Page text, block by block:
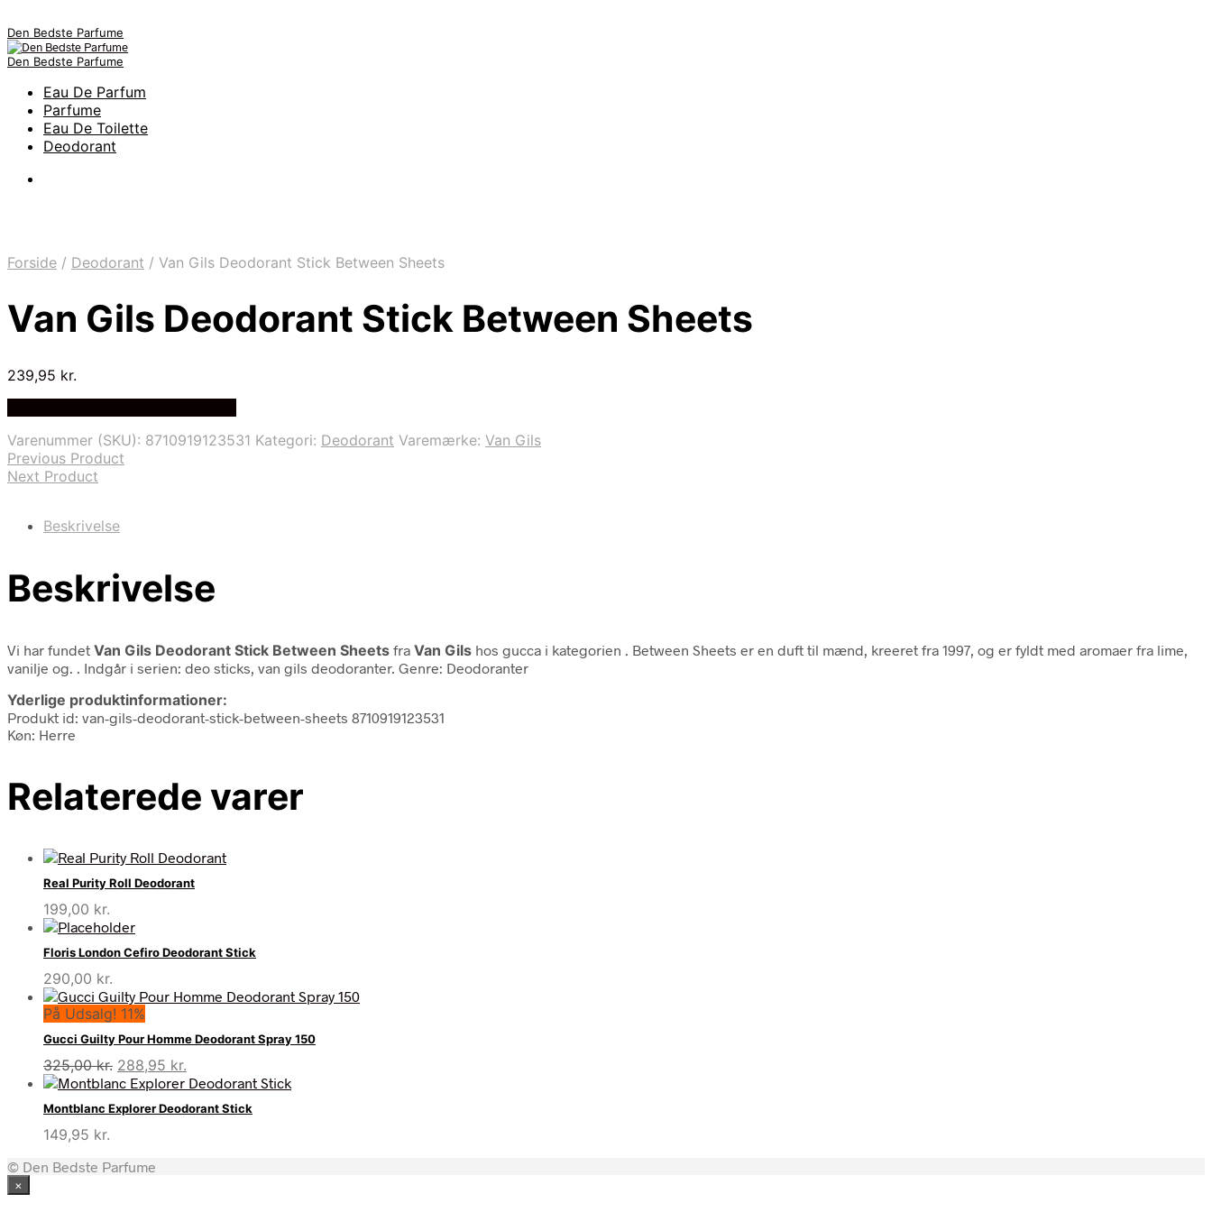
Den Bedste Parfume
Den Bedste Parfume
Eau De Parfum
Parfume
Eau De Toilette
Deodorant
Forside / Deodorant / Van Gils Deodorant Stick Between Sheets
Van Gils Deodorant Stick Between Sheets
239,95 kr.
Varenummer (SKU): 8710919123531 Kategori: Deodorant Varemærke: Van Gils
Previous Product
Next Product
Beskrivelse
Beskrivelse
Vi har fundet Van Gils Deodorant Stick Between Sheets fra Van Gils hos gucca i kategorien
. Between Sheets er en duft til mænd, kreeret fra 1997, og er fyldt med aromaer fra lime,
vanilje og. . Indgår i serien: deo sticks, van gils deodoranter. Genre: Deodoranter
Yderlige produktinformationer:
Produkt id: van-gils-deodorant-stick-between-sheets 8710919123531
Køn: Herre
Relaterede varer
Real Purity Roll Deodorant
199,00 kr.
Floris London Cefiro Deodorant Stick
290,00 kr.
På Udsalg! 11%
Gucci Guilty Pour Homme Deodorant Spray 150
325,00kr. Den
oprindelige
pris
var:
288,95 kr.
aktuelle
pris
er:
Montblanc Explorer Deodorant Stick
149,95 kr.
© Den Bedste Parfume
×